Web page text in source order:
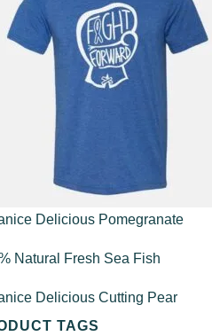
Delicious Pomegranate
Natural Fresh Sea Fish
Delicious Cutting Pear
TAGS